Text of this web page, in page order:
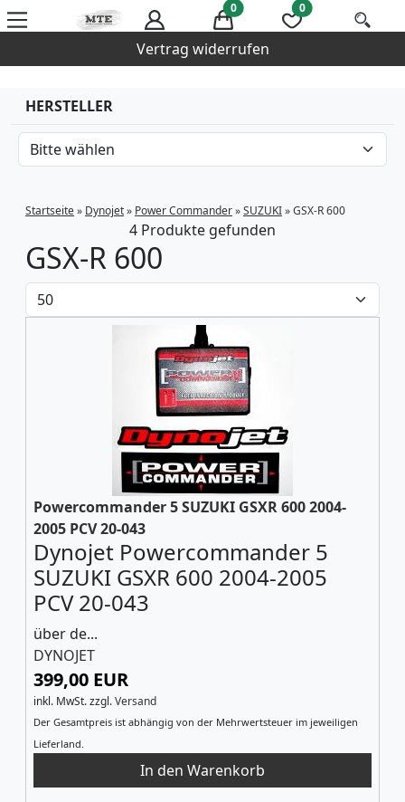
0 0
Vertrag widerrufen
HERSTELLER
Startseite» Dynojet» Power Commander»SUZUKI»GSX-R 600
4 Produkte gefunden
GSX-R 600
Powercommander 5 SUZUKI GSXR 600 2004-
2005 PCV 20-043
Dynojet Powercommander 5
SUZUKI GSXR 600 2004-2005
PCV 20-043
über de...
DYNOJET
399,00 EUR
inkl. MwSt.zzgl.Versand
Der Gesamtpreis ist abhängig von der Mehrwertsteuer im jeweiligen
Lieferland.